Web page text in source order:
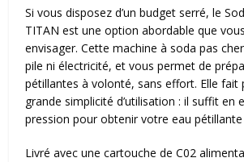
Si vous disposez d’un budget serré, le
TITAN est une option abordable que
envisager. Cette machine à soda pas
pile ni électricité, et vous permet de
pétillantes à volonté, sans effort. Elle fait
grande simplicité d’utilisation : il suffit en
pression pour obtenir votre eau
Livré avec une cartouche de C02